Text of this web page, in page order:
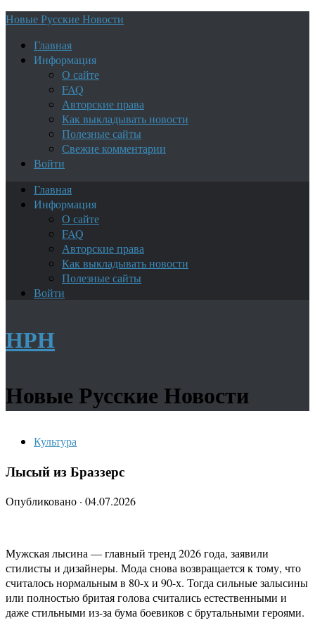
Новые Русские Новости
Главная
Информация
О сайте
FAQ
Авторские права
Как выкладывать новости
Полезные сайты
Свежие комментарии
Войти
Главная
Информация
О сайте
FAQ
Авторские права
Как выкладывать новости
Полезные сайты
Войти
НРН
Новые Русские Новости
Культура
Лысый из Браззерс
Опубликовано · 04.07.2026
Мужская лысина — главный тренд 2026 года, заявили
стилисты и дизайнеры. Мода снова возвращается к тому, что
считалось нормальным в 80-х и 90-х. Тогда сильные залысины
или полностью бритая голова считались естественными и
даже стильными из-за бума боевиков с брутальными героями.